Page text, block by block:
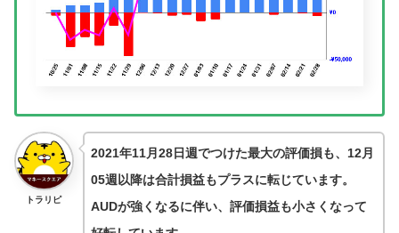
トラリピ
2021年11月28日週でつけた最大の評価損も、12月
05週以降は合計損益もプラスに転じています。
AUDが強くなるに伴い、評価損益も小さくなって